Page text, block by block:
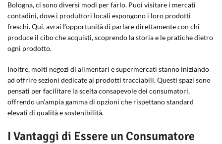
Bologna, ci sono diversi modi per farlo. Puoi visitare i mercati
contadini, dove i produttori locali espongono i loro prodotti
freschi. Qui, avrai l’opportunità di parlare direttamente con chi
produce il cibo che acquisti, scoprendo la storia e le pratiche dietro
ogni prodotto.
Inoltre, molti negozi di alimentari e supermercati stanno iniziando
ad offrire sezioni dedicate ai prodotti tracciabili. Questi spazi sono
pensati per facilitare la scelta consapevole dei consumatori,
offrendo un’ampia gamma di opzioni che rispettano standard
elevati di qualità e sostenibilità.
I Vantaggi di Essere un Consumatore